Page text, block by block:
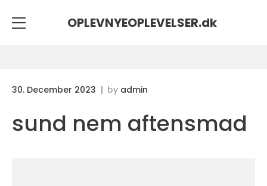
OPLEVNYEOPLEVELSER.dk
30. December 2023 by admin
sund nem aftensmad